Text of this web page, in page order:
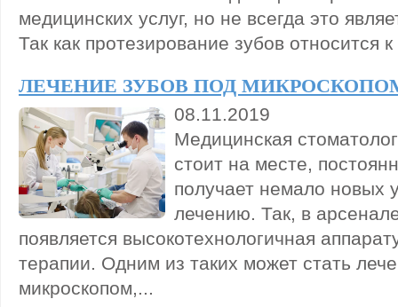
медицинских услуг, но не всегда это
Так как протезирование зубов относится
ЛЕЧЕНИЕ ЗУБОВ ПОД
08.11.2019
Медицинская
стоит на месте,
получает немало новых
лечению. Так, в
появляется высокотехнологичная
терапии. Одним из таких может стать
микроскопом,...